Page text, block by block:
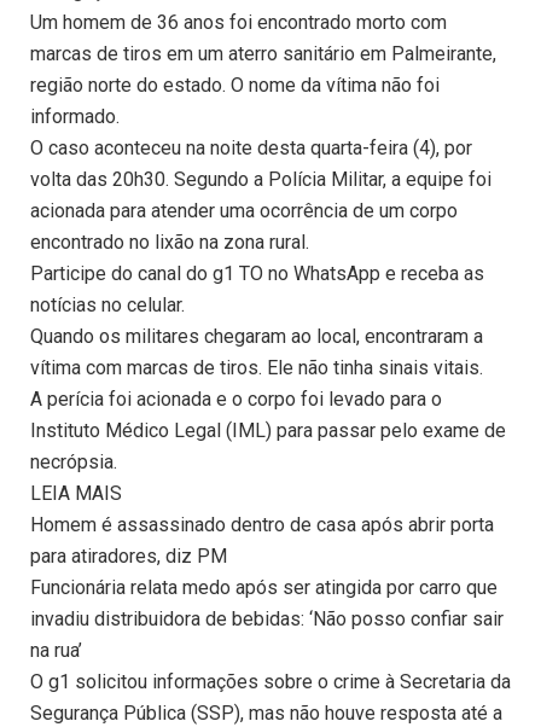
Um homem de 36 anos foi encontrado morto com
marcas de tiros em um aterro sanitário em Palmeirante,
região norte do estado. O nome da vítima não foi
informado.
O caso aconteceu na noite desta quarta-feira (4), por
volta das 20h30. Segundo a Polícia Militar, a equipe foi
acionada para atender uma ocorrência de um corpo
encontrado no lixão na zona rural.
Participe do canal do g1 TO no WhatsApp e receba as
notícias no celular.
Quando os militares chegaram ao local, encontraram a
vítima com marcas de tiros. Ele não tinha sinais vitais.
A perícia foi acionada e o corpo foi levado para o
Instituto Médico Legal (IML) para passar pelo exame de
necrópsia.
LEIA MAIS
Homem é assassinado dentro de casa após abrir porta
para atiradores, diz PM
Funcionária relata medo após ser atingida por carro que
invadiu distribuidora de bebidas: ‘Não posso confiar sair
na rua’
O g1 solicitou informações sobre o crime à Secretaria da
Segurança Pública (SSP), mas não houve resposta até a